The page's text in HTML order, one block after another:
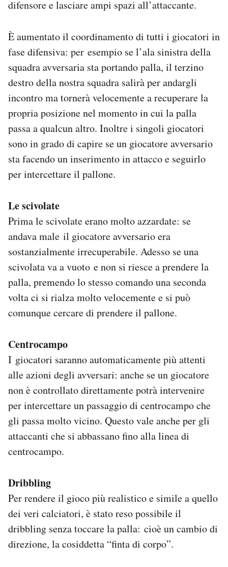
difensore e lasciare ampi spazi all’attaccante.
È aumentato il coordinamento di tutti i giocatori in
fase difensiva: per esempio se l’ala sinistra della
squadra avversaria sta portando palla, il terzino
destro della nostra squadra salirà per andargli
incontro ma tornerà velocemente a recuperare la
propria posizione nel momento in cui la palla
passa a qualcun altro. Inoltre i singoli giocatori
sono in grado di capire se un giocatore avversario
sta facendo un inserimento in attacco e seguirlo
per intercettare il pallone.
Le scivolate
Prima le scivolate erano molto azzardate: se
andava male il giocatore avversario era
sostanzialmente irrecuperabile. Adesso se una
scivolata va a vuoto e non si riesce a prendere la
palla, premendo lo stesso comando una seconda
volta ci si rialza molto velocemente e si può
comunque cercare di prendere il pallone.
Centrocampo
I giocatori saranno automaticamente più attenti
alle azioni degli avversari: anche se un giocatore
non è controllato direttamente potrà intervenire
per intercettare un passaggio di centrocampo che
gli passa molto vicino. Questo vale anche per gli
attaccanti che si abbassano fino alla linea di
centrocampo.
Dribbling
Per rendere il gioco più realistico e simile a quello
dei veri calciatori, è stato reso possibile il
dribbling senza toccare la palla: cioè un cambio di
direzione, la cosiddetta “finta di corpo”.